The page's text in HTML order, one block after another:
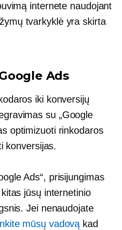
internete naudojant
tvarkyklė yra skirta
Ads
iki konversijų
su „Google
optimizuoti rinkodaros
konversijas.
Ads“, prisijungimas
jūsų internetinio
Jei nenaudojate
mūsų vadovąkad